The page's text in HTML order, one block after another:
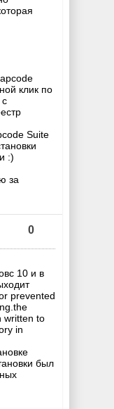
клик по
Suite
:)
за
0
10 и в
prevented
written to
in
был